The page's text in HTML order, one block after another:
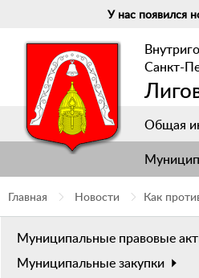
У нас появился
Санкт-
Общая
Главная Новости Как
Муниципальные правовые
Муниципальные закупки